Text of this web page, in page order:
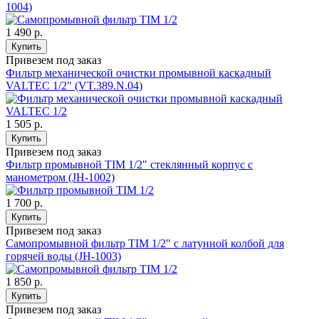
1004)
1 490 р.
Купить
Привезем под заказ
Фильтр механической очистки промывной каскадный
VALTEC 1/2" (VT.389.N.04)
1 505 р.
Купить
Привезем под заказ
Фильтр промывной TIM 1/2" стеклянный корпус с
манометром (JH-1002)
1 700 р.
Купить
Привезем под заказ
Самопромывной фильтр TIM 1/2" с латунной колбой для
горячей воды (JH-1003)
1 850 р.
Купить
Привезем под заказ